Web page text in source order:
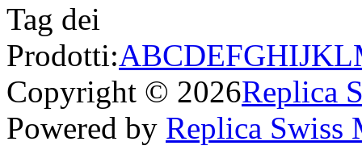
Tag dei
Prodotti:ABCDEFGHIJKL
Copyright © 2026Replica
Powered by Replica Swiss